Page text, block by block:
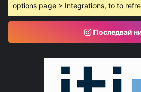
options page > Integrations, to to
Последвай